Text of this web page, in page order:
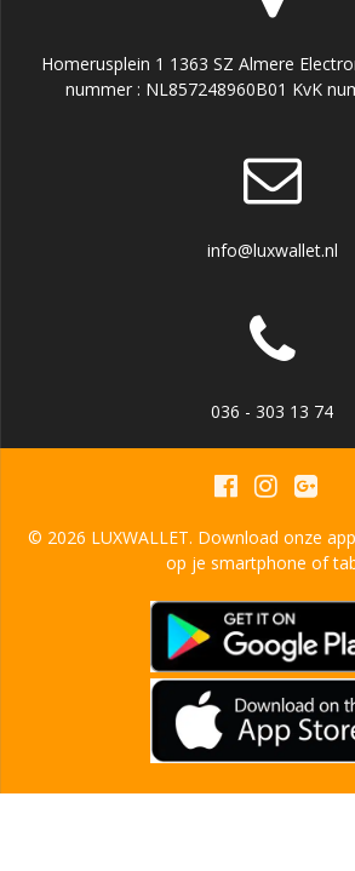
Homerusplein 1 1363 SZ Almere
nummer : NL857248960B01 KvK
info@luxwallet.nl
036 - 303 13 74
© 2026 LUXWALLET. Download onze
op je smartphone of